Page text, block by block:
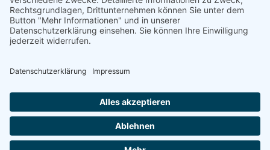
summiert sich das schnell.
WEITERLESEN »